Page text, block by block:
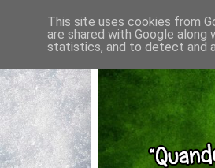
This site uses cookies from
are shared with Google
statistics, and to detect and